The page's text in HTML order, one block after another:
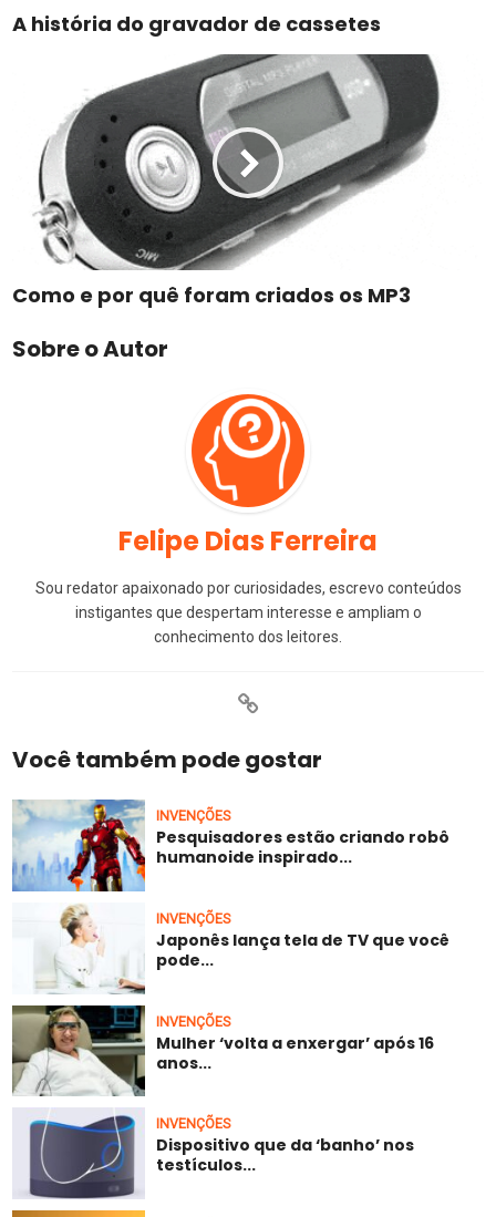
A história do gravador de cassetes
Como e por quê foram criados os MP3
Sobre o Autor
Felipe Dias Ferreira
Sou redator apaixonado por curiosidades, escrevo conteúdos
instigantes que despertam interesse e ampliam o
conhecimento dos leitores.
Você também pode gostar
INVENÇÕES
Pesquisadores estão criando robô
humanoide inspirado...
INVENÇÕES
Japonês lança tela de TV que você
pode...
INVENÇÕES
Mulher ‘volta a enxergar’ após 16
anos...
INVENÇÕES
Dispositivo que da ‘banho’ nos
testículos...